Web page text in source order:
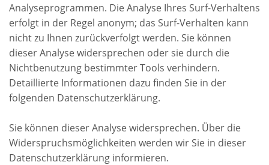
Analyseprogrammen. Die Analyse Ihres Surf-Verhaltens
erfolgt in der Regel anonym; das Surf-Verhalten kann
nicht zu Ihnen zurückverfolgt werden. Sie können
dieser Analyse widersprechen oder sie durch die
Nichtbenutzung bestimmter Tools verhindern.
Detaillierte Informationen dazu finden Sie in der
folgenden Datenschutzerklärung.
Sie können dieser Analyse widersprechen. Über die
Widerspruchsmöglichkeiten werden wir Sie in dieser
Datenschutzerklärung informieren.